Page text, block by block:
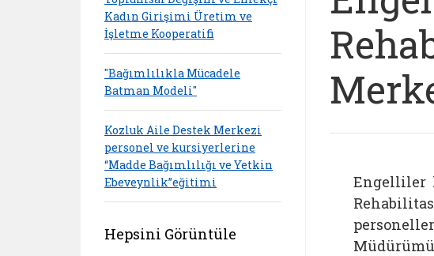
Engelliler
Kadın Girişimi Üretim ve
İşletme Kooperatifi
"Bağımlılıkla Mücadele
Batman Modeli"
Kozluk Aile Destek Merkezi
personel ve kursiyerlerine
“Madde Bağımlılığı ve Yetkin
Ebeveynlik”eğitimi
Hepsini Görüntüle